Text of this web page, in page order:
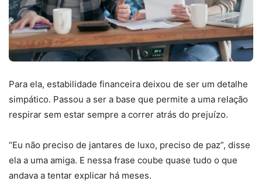
Para ela, estabilidade financeira deixou de ser um detalhe
simpático. Passou a ser a base que permite a uma relação
respirar sem estar sempre a correr atrás do prejuízo.
“Eu não preciso de jantares de luxo, preciso de paz”, disse
ela a uma amiga. E nessa frase coube quase tudo o que
andava a tentar explicar há meses.